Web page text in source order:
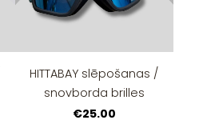
HITTABAY slēpošanas /
snovborda brilles
€25.00